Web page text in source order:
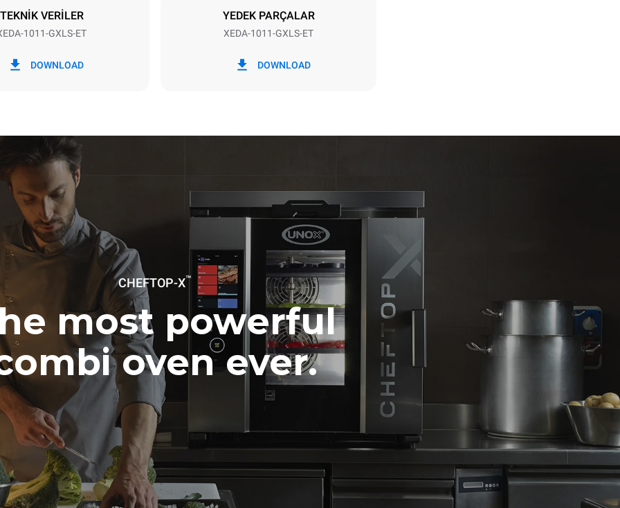
bunlar geçersiz kılınabilir. Gaz tedariğine
ilişkin dolaylı emisyonları hesaplamak için
hiçbir veri mevcut değildir.
Greenhouse Gas Protocol
programı kullanımı varsayımıyla
42 hafta):
programı
TEKNİK VERİLER
1011-GXLS-ET
DOWNLOAD
YEDEK PARÇALAR
XEDA-1011-GXLS-ET
DOWNLOAD
CHEFTOP-X™
most powerful
oven ever.